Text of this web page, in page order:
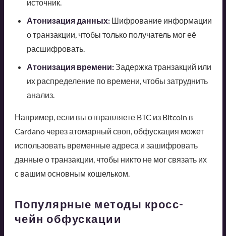
источник.
Атонизация данных:Шифрование информации
о транзакции, чтобы только получатель мог её
расшифровать.
Атонизация времени:Задержка транзакций или
их распределение по времени, чтобы затруднить
анализ.
Например, если вы отправляете BTC из Bitcoin в
Cardano через атомарный своп, обфускация может
использовать временные адреса и зашифровать
данные о транзакции, чтобы никто не мог связать их
с вашим основным кошельком.
Популярные методы кросс-
чейн обфускации